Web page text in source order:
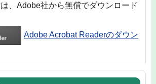
、Adobe社から無償でダウンロード
Adobe Acrobat Readerのダウン